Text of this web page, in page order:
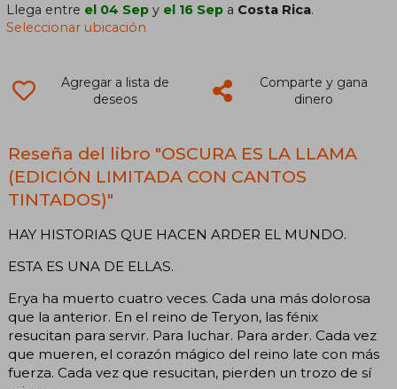
Llega entre el 04 Sep y el 16 Sep a Costa Rica.
Seleccionar ubicación
Agregar a lista de
deseos
Comparte y gana
dinero
Reseña del libro "OSCURA ES LA LLAMA
(EDICIÓN LIMITADA CON CANTOS
TINTADOS)"
HAY HISTORIAS QUE HACEN ARDER EL MUNDO.
ESTA ES UNA DE ELLAS.
Erya ha muerto cuatro veces. Cada una más dolorosa
que la anterior. En el reino de Teryon, las fénix
resucitan para servir. Para luchar. Para arder. Cada vez
que mueren, el corazón mágico del reino late con más
fuerza. Cada vez que resucitan, pierden un trozo de sí